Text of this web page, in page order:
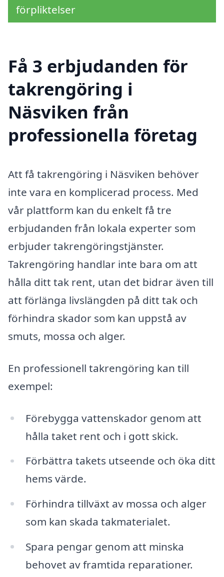
förpliktelser
Få 3 erbjudanden för
takrengöring i
Näsviken från
professionella företag
Att få takrengöring i Näsviken behöver
inte vara en komplicerad process. Med
vår plattform kan du enkelt få tre
erbjudanden från lokala experter som
erbjuder takrengöringstjänster.
Takrengöring handlar inte bara om att
hålla ditt tak rent, utan det bidrar även till
att förlänga livslängden på ditt tak och
förhindra skador som kan uppstå av
smuts, mossa och alger.
En professionell takrengöring kan till
exempel:
Förebygga vattenskador genom att
hålla taket rent och i gott skick.
Förbättra takets utseende och öka ditt
hems värde.
Förhindra tillväxt av mossa och alger
som kan skada takmaterialet.
Spara pengar genom att minska
behovet av framtida reparationer.